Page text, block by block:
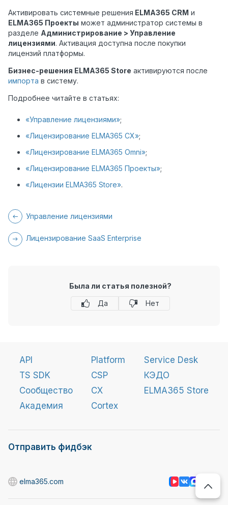
Активировать системные решения ELMA365 CRM и
ELMA365 Проекты может администратор системы в
разделе Администрирование > Управление
лицензиями. Активация доступна после покупки
лицензий платформы.
Бизнес-решения ELMA365 Store активируются после
импорта в систему.
Подробнее читайте в статьях:
«Управление лицензиями»;
«Лицензирование ELMA365 CX»;
«Лицензирование ELMA365 Omni»;
«Лицензирование ELMA365 Проекты»;
«Лицензии ELMA365 Store».
Управление лицензиями
Лицензирование SaaS Enterprise
Была ли статья полезной?
Да
Нет
API
TS SDK
Сообщество
Академия
Platform
CSP
CX
Cortex
Service Desk
КЭДО
ELMA365 Store
Отправить фидбэк
elma365.com